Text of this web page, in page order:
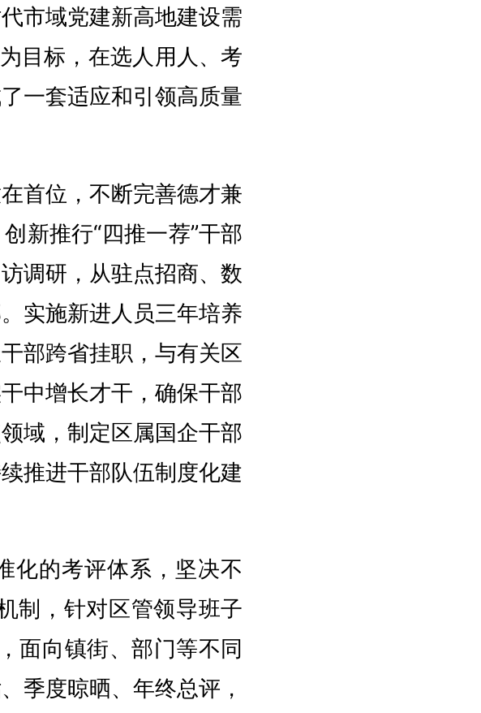
市域党建新高地建设需
目标，在选人用人、考
一套适应和引领高质量
首位，不断完善德才兼
新推行“四推一荐”干部
调研，从驻点招商、数
实施新进人员三年培养
部跨省挂职，与有关区
中增长才干，确保干部
域，制定区属国企干部
推进干部队伍制度化建
化的考评体系，坚决不
制，针对区管领导班子
面向镇街、部门等不同
季度晾晒、年终总评，